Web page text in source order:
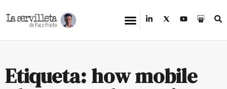
Etiqueta: how mobile